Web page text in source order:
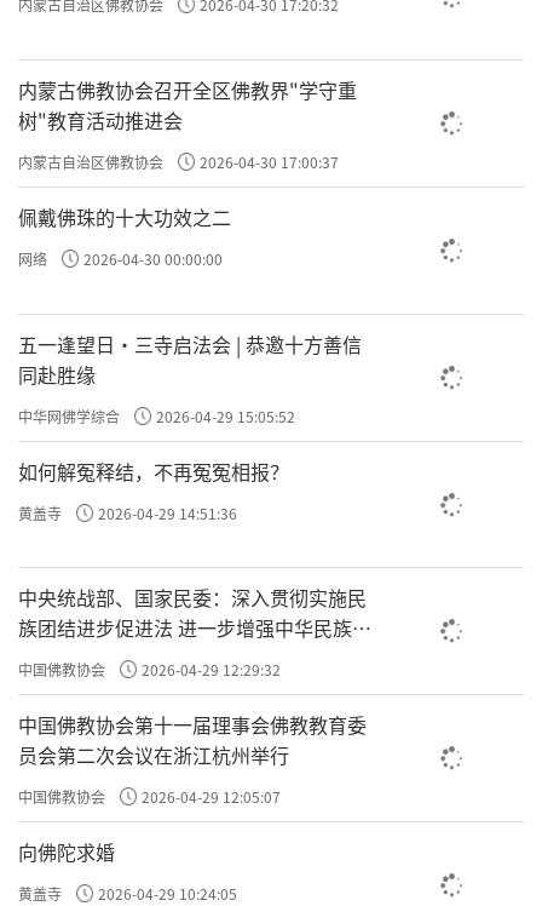
内蒙古自治区佛教协会 2026-04-30 17:20:32
内蒙古佛教协会召开全区佛教界"学守重
树"教育活动推进会
内蒙古自治区佛教协会 2026-04-30 17:00:37
佩戴佛珠的十大功效之二
网络 2026-04-30 00:00:00
五一逢望日・三寺启法会 | 恭邀十方善信
同赴胜缘
中华网佛学综合 2026-04-29 15:05:52
如何解冤释结，不再冤冤相报？
黄盖寺 2026-04-29 14:51:36
中央统战部、国家民委：深入贯彻实施民
族团结进步促进法 进一步增强中华民族凝
聚力向心力
中国佛教协会 2026-04-29 12:29:32
中国佛教协会第十一届理事会佛教教育委
员会第二次会议在浙江杭州举行
中国佛教协会 2026-04-29 12:05:07
向佛陀求婚
黄盖寺 2026-04-29 10:24:05